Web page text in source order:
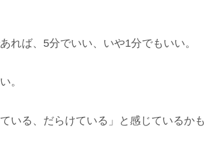
れば、5分でいい、いや1分でもいい。
。
いる、だらけている」と感じているかも